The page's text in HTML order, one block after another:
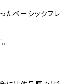
たベーシックフレ